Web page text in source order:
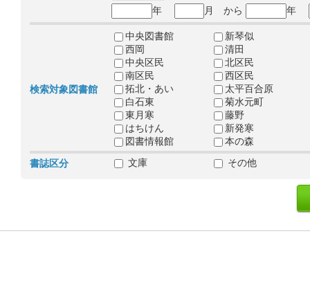
年
月 から 年
検索対象図書館
中央図書館
新琴似
西岡
清田
中央区民
北区民
南区民
西区民
拓北・あい
太平百合原
白石東
菊水元町
東月寒
藤野
はちけん
新発寒
図書情報館
本の森
書誌区分
文庫 その他